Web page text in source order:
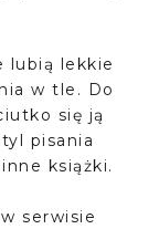
lubią lekkie
w tle. Do
się ją
pisania
książki.
serwisie